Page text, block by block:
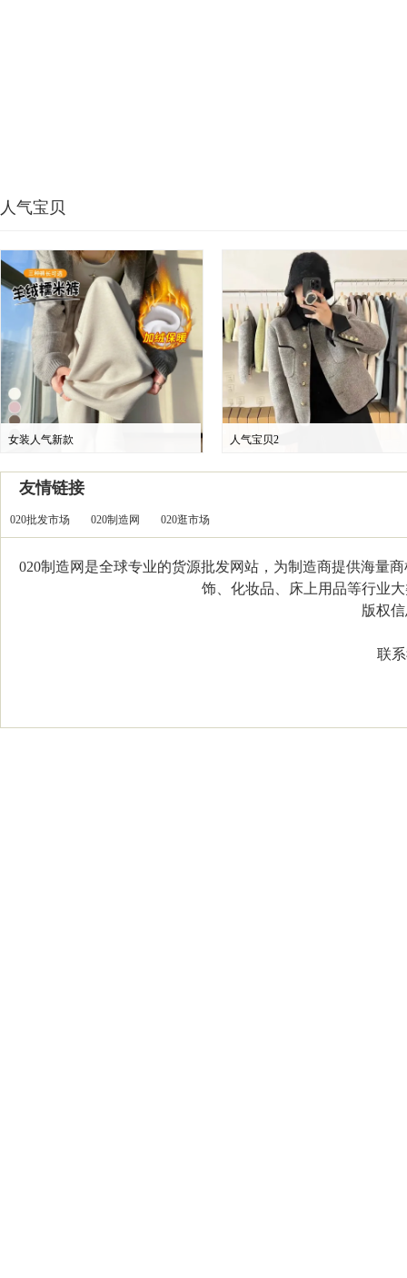
人气宝贝
女装人气新款 人气宝贝2
友情链接
020批发市场 020制造网 020逛市场
020制造网是全球专业的货源批发网站，为制造商提供海量
饰、化妆品、床上用品等行业
版权信
联